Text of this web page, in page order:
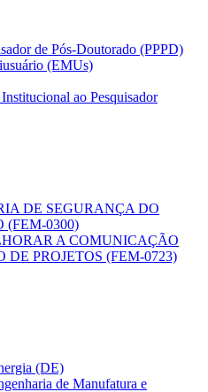
de Pós-Doutorado (PPPD)
(EMUs)
ao Pesquisador
DE SEGURANÇA DO
(FEM-0300)
A COMUNICAÇÃO
DE PROJETOS (FEM-0723)
(DE)
de Manufatura e